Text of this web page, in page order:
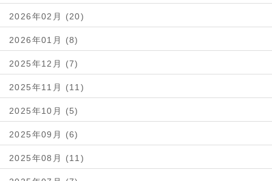
2026年02月 (20)
2026年01月 (8)
2025年12月 (7)
2025年11月 (11)
2025年10月 (5)
2025年09月 (6)
2025年08月 (11)